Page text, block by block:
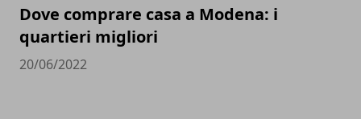
Dove comprare casa a Modena: i
quartieri migliori
20/06/2022